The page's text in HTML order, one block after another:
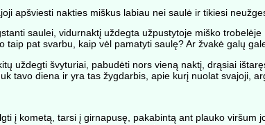
apšviesti nakties miškus labiau nei saulė ir tikiesi
saulei, vidurnaktį uždegta užpustytoje miško
taip pat svarbu, kaip vėl pamatyti saulę? Ar žvakė galų
uždegti švyturiai, pabudėti nors vieną naktį, drąsiai
tavo diena ir yra tas žygdarbis, apie kurį nuolat svajoji,
į kometą, tarsi į girnapusę, pakabintą ant plauko